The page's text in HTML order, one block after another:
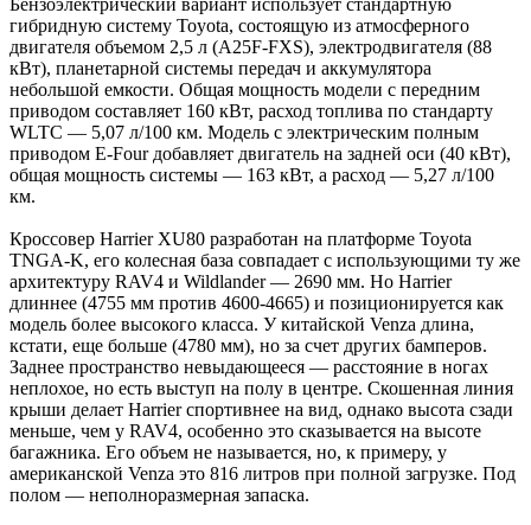
гибридную систему Toyota, состоящую из атмосферного
двигателя объемом 2,5 л (A25F-FXS), электродвигателя (88
кВт), планетарной системы передач и аккумулятора
небольшой емкости. Общая мощность модели с передним
приводом составляет 160 кВт, расход топлива по стандарту
WLTC — 5,07 л/100 км. Модель с электрическим полным
приводом E-Four добавляет двигатель на задней оси (40 кВт),
общая мощность системы — 163 кВт, а расход — 5,27 л/100
км.
Кроссовер Harrier XU80 разработан на платформе Toyota
TNGA-K, его колесная база совпадает с использующими ту же
архитектуру RAV4 и Wildlander — 2690 мм. Но Harrier
длиннее (4755 мм против 4600-4665) и позиционируется как
модель более высокого класса. У китайской Venza длина,
кстати, еще больше (4780 мм), но за счет других бамперов.
Заднее пространство невыдающееся — расстояние в ногах
неплохое, но есть выступ на полу в центре. Скошенная линия
крыши делает Harrier спортивнее на вид, однако высота сзади
меньше, чем у RAV4, особенно это сказывается на высоте
багажника. Его объем не называется, но, к примеру, у
американской Venza это 816 литров при полной загрузке. Под
полом — неполноразмерная запаска.